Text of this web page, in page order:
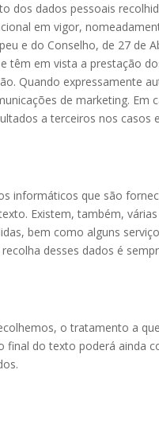
dos dados pessoais
em vigor,
e do Conselho, de 27 de
em vista a prestação
Quando expressamente
de marketing. Em
a terceiros nos casos
informáticos que são
Existem, também,
bem como alguns
desses dados é
o tratamento a
final do texto poderá ainda